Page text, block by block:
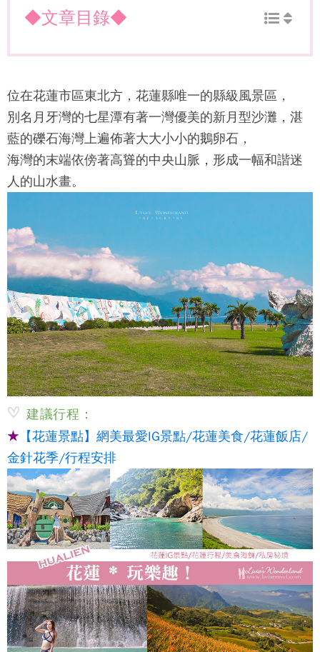
◆文章目錄◆
位在花蓮市區東北方，花蓮縣唯一的縣級風景區，
別名月牙灣的七星潭有著一灣優美的新月型沙灘，湛
藍的礫石海灣上遍佈著大大小小的鵝卵石，
海灣的末端依傍著高聳的中央山脈，形成一幅和諧迷
人的山水畫。
建議行程：
★ 【花蓮景點】網美最愛IG景點/花蓮美食/花蓮飯店/
金針花季/行程安排